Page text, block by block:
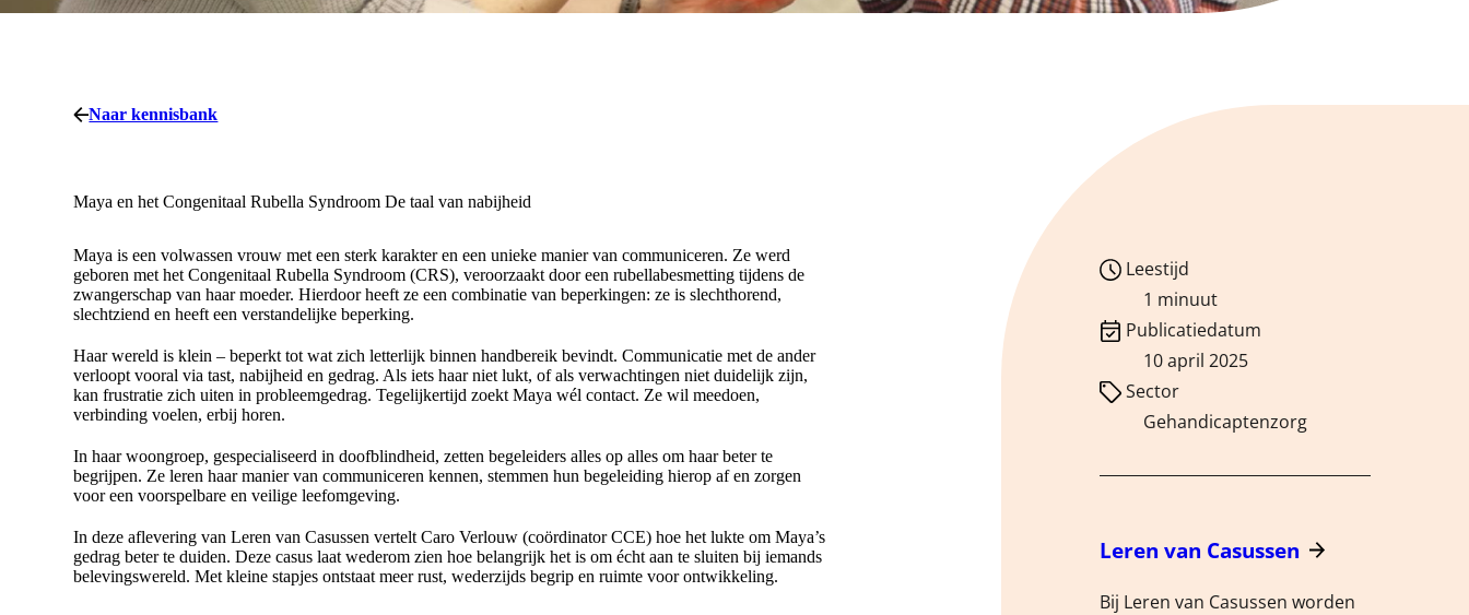
Naar kennisbank
Maya en het Congenitaal Rubella Syndroom De taal van nabijheid
Maya is een volwassen vrouw met een sterk karakter en een unieke manier van communiceren. Ze werd
geboren met het Congenitaal Rubella Syndroom (CRS), veroorzaakt door een rubellabesmetting tijdens de
zwangerschap van haar moeder. Hierdoor heeft ze een combinatie van beperkingen: ze is slechthorend,
slechtziend en heeft een verstandelijke beperking.
Haar wereld is klein – beperkt tot wat zich letterlijk binnen handbereik bevindt. Communicatie met de ander
verloopt vooral via tast, nabijheid en gedrag. Als iets haar niet lukt, of als verwachtingen niet duidelijk zijn,
kan frustratie zich uiten in probleemgedrag. Tegelijkertijd zoekt Maya wél contact. Ze wil meedoen,
verbinding voelen, erbij horen.
In haar woongroep, gespecialiseerd in doofblindheid, zetten begeleiders alles op alles om haar beter te
begrijpen. Ze leren haar manier van communiceren kennen, stemmen hun begeleiding hierop af en zorgen
voor een voorspelbare en veilige leefomgeving.
In deze aflevering van Leren van Casussen vertelt Caro Verlouw (coördinator CCE) hoe het lukte om Maya’s
gedrag beter te duiden. Deze casus laat wederom zien hoe belangrijk het is om écht aan te sluiten bij iemands
belevingswereld. Met kleine stapjes ontstaat meer rust, wederzijds begrip en ruimte voor ontwikkeling.
Leestijd
1 minuut
Publicatiedatum
10 april 2025
Sector
Gehandicaptenzorg
Meer
Leren van Casussen
Bij Leren van Casussen worden